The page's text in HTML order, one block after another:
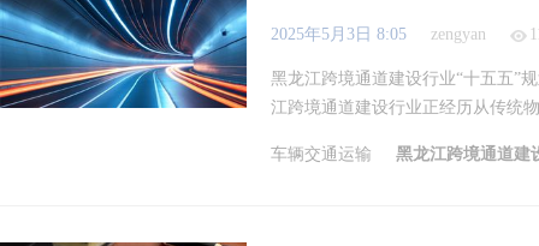
2025年5月3日 8:05 zengyan
黑龙江跨境通道建设行业“十五五”
江跨境通道建设行业正经历从传统
车辆交通运输 黑龙江跨境通道建